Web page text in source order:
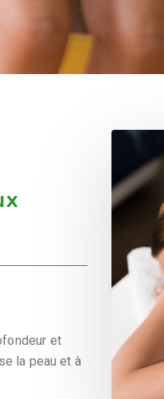
et
la peau et à